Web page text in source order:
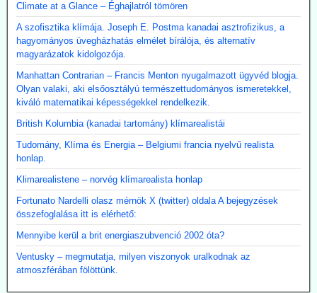
Climate at a Glance – Éghajlatról tömören
A szofisztika klímája. Joseph E. Postma kanadai asztrofizikus, a
hagyományos üvegházhatás elmélet bírálója, és alternatív
magyarázatok kidolgozója.
Manhattan Contrarian – Francis Menton nyugalmazott ügyvéd blogja.
Olyan valaki, aki elsőosztályú természettudományos ismeretekkel,
kiváló matematikai képességekkel rendelkezik.
British Kolumbia (kanadai tartomány) klímarealistái
Tudomány, Klíma és Energia – Belgiumi francia nyelvű realista
honlap.
Klimarealistene – norvég klímarealista honlap
Fortunato Nardelli olasz mérnök X (twitter) oldala A bejegyzések
összefoglalása itt is elérhető:
Mennyibe kerül a brit energiaszubvenció 2002 óta?
Ventusky – megmutatja, milyen viszonyok uralkodnak az
atmoszférában fölöttünk.